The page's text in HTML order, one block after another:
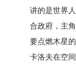
讲的是世界
合政府，主
要点燃木星
卡洛夫在空